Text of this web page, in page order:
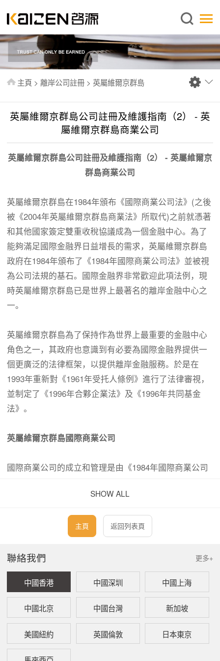
繁體中文
關於啓源
服務範圍
新聞中心
出版刊物
常見問題
聯絡我們
主頁 > 離岸公司註冊 > 英屬維爾京群島
英屬維爾京群島公司註冊及維護指南（2） - 英
屬維爾京群島商業公司
英屬維爾京群島公司註冊及維護指南（2） - 英屬維爾京
群島商業公司
英屬維爾京群島在1984年頒布《國際商業公司法》(之後
被《2004年英屬維爾京群島商業法》所取代)之前就憑著
和其他國家簽定雙重收稅協議成為一個金融中心。為了
能夠滿足國際金融界日益增長的需求，英屬維爾京群島
政府在1984年頒布了《1984年國際商業公司法》並被視
為公司法規的基石。國際金融界非常歡迎此項法例，現
時英屬維爾京群島已是世界上最著名的離岸金融中心之
一。
英屬維爾京群島為了保持作為世界上最重要的金融中心
角色之一，其政府也意識到有必要為國際金融界提供一
個更廣泛的法律框架，以提供離岸金融服務。於是在
1993年重新對《1961年受托人條例》進行了法律審視，
並制定了《1996年合夥企業法》及《1996年共同基金
法》。
英屬維爾京群島國際商業公司
國際商業公司的成立和管理是由《1984年國際商業公司
根據《國際商業公司法》成立的國際商業公司可
完全豁免繳交所得稅。這包括豁免資本增值稅和
定；
二、 公司名稱必須包含以下其中一個詞語：
Limited、Corporation、Incorporated、Societe
Anonyme、Sociedad Anonima 或上述詞語的縮
寫；
三、 設有公司組織章程大鋼和細則。它的標準格式是
為簡單的公司結構而設計的，可在註冊後再進行
修改。另外，在公司成立之前，亦可以根據客戶
SHOW ALL
主頁 返回列表頁
更多+
聯絡我們
中國香港 中國深圳 中國上海
中國北京 中國台灣 新加坡
美國紐約 英國倫敦 日本東京